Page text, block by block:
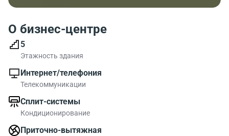
О бизнес-центре
5
Этажность здания
Интернет/телефония
Телекоммуникации
Сплит-системы
Кондиционирование
Приточно-вытяжная